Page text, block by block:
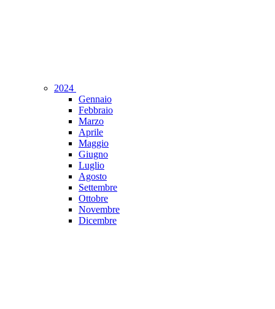
2024
Gennaio
Febbraio
Marzo
Aprile
Maggio
Giugno
Luglio
Agosto
Settembre
Ottobre
Novembre
Dicembre